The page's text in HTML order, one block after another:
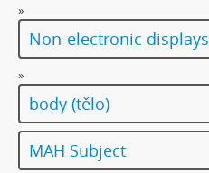
»
Non-electronic displays
»
body (tělo)
MAH Subject